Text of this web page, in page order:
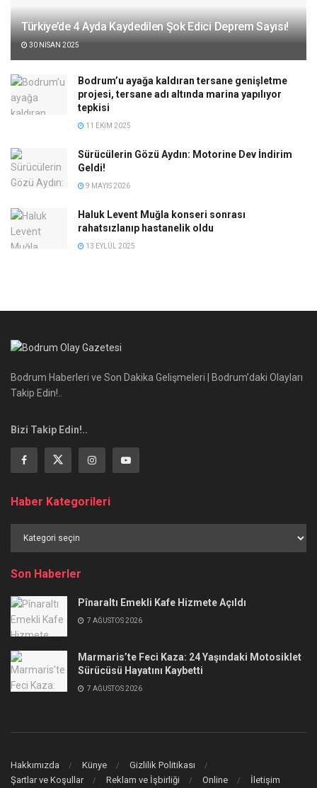
Türkiye’de 4 Ayda Kaydedilen Şok Edici Deprem Sayısı!
30 NISAN 2025
Bodrum’u ayağa kaldıran tersane genişletme
projesi, tersane adı altında marina yapılıyor
tepkisi
11 EKIM 2025
Sürücülerin Gözü Aydın: Motorine Dev İndirim
Geldi!
9 MAYIS 2026
Haluk Levent Muğla konseri sonrası
rahatsızlanıp hastanelik oldu
13 EYLÜL 2025
Bodrum Haberleri ve Son Dakika Gelişmeleri | Bodrum’daki Olayları
Takip Edin!..
Bizi Takip Edin!..
Haber Kategorileri
Kategorileri
Son Haberler
Pînaraltı Emekli Kafe Hizmete Açıldı
7 AĞUSTOS 2026
Marmaris’te Feci Kaza: 24 Yaşındaki Motosiklet
Sürücüsü Hayatını Kaybetti
7 AĞUSTOS 2026
Hakkımızda Künye
Gizlilik Politikası
Şartlar ve Koşullar
Reklam ve İşbirliği Online İletişim